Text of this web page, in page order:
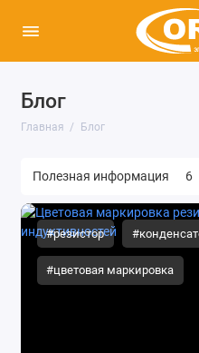
Блог
Главная Блог
Полезная информация 6
#резистор
#цветовая маркировка